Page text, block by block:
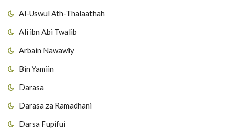
Al-Uswul Ath-Thalaathah
Ali ibn Abi Twalib
Arbain Nawawiy
Bin Yamiin
Darasa
Darasa za Ramadhani
Darsa Fupifui